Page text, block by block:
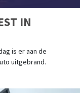
IN
is er aan de
uitgebrand.